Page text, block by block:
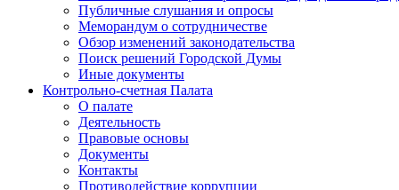
Публичные слушания и опросы
Меморандум о сотрудничестве
Обзор изменений законодательства
Поиск решений Городской Думы
Иные документы
Контрольно-счетная Палата
О палате
Деятельность
Правовые основы
Документы
Контакты
Противодействие коррупции